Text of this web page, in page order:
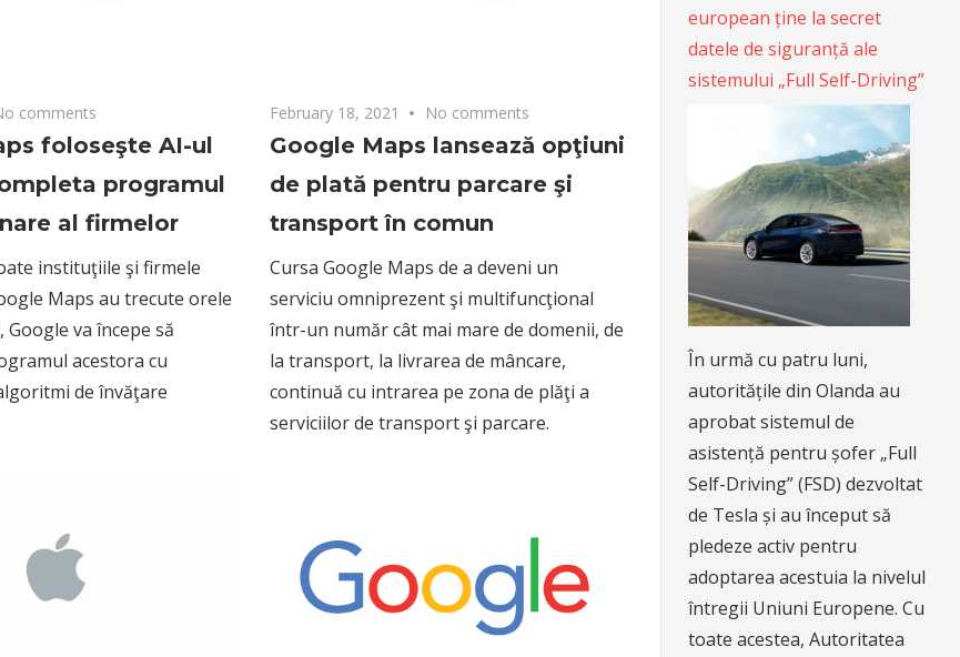
comments
foloseşte AI-ul
programul
al firmelor
instituţiile şi firmele
Maps au trecute orele
va începe să
acestora cu
de învăţare
February 18, 2021 No comments
Google Maps lansează opţiuni
de plată pentru parcare şi
transport în comun
Cursa Google Maps de a deveni un
serviciu omniprezent şi multifuncţional
într-un număr cât mai mare de domenii, de
la transport, la livrarea de mâncare,
continuă cu intrarea pe zona de plăţi a
serviciilor de transport şi parcare.
european ține la secret
datele de siguranță ale
sistemului „Full Self-Driving”
În urmă cu patru luni,
autoritățile din Olanda au
aprobat sistemul de
asistență pentru șofer „Full
Self-Driving” (FSD) dezvoltat
de Tesla și au început să
pledeze activ pentru
adoptarea acestuia la nivelul
întregii Uniuni Europene. Cu
toate acestea, Autoritatea